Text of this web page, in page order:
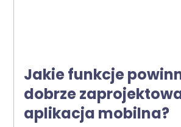
Jakie funkcje
dobrze
aplikacja mobilna?